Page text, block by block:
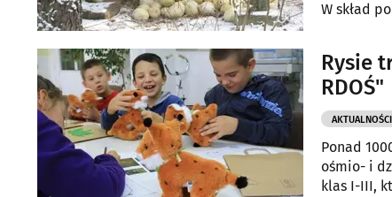
W skład
Rysie
RDOŚ"
AKTUALNOŚCI
Ponad
ośmio- i
klas I-III,